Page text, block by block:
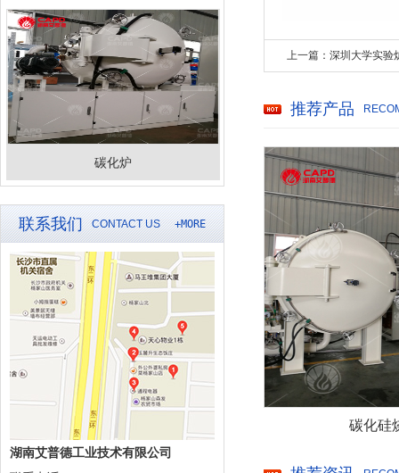
碳化炉
联系我们 CONTACT US +MORE
湖南艾普德工业技术有限公司
上一篇：深圳大学实验
推荐产品
碳化硅